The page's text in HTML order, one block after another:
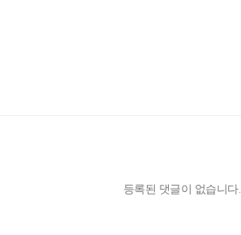
등록된 댓글이 없습니다.